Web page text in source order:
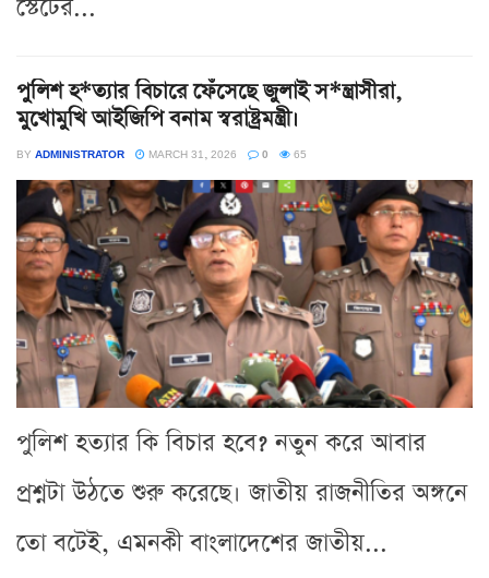
স্টেটের...
পুলিশ হ*ত্যার বিচারে ফেঁসেছে জুলাই স*ন্ত্রাসীরা,
মুখোমুখি আইজিপি বনাম স্বরাষ্ট্রমন্ত্রী।
BY ADMINISTRATOR MARCH 31, 2026 0 65
পুলিশ হত্যার কি বিচার হবে? নতুন করে আবার
প্রশ্নটা উঠতে শুরু করেছে। জাতীয় রাজনীতির অঙ্গনে
তো বটেই, এমনকী বাংলাদেশের জাতীয়...